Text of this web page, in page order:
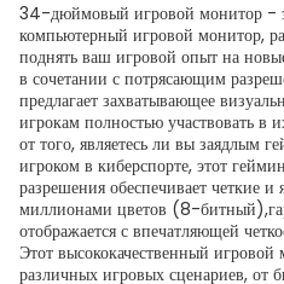
34-дюймовый игровой монитор -
компьютерный игровой монитор,
поднять ваш игровой опыт на
в сочетании с потрясающим
предлагает захватывающее
игрокам полностью участвовать в
от того, являетесь ли вы заядлым
игроком в киберспорте, этот
разрешения обеспечивает четкие
миллионами цветов (8-
отображается с впечатляющей
Этот высококачественный
различных игровых сценариев, от